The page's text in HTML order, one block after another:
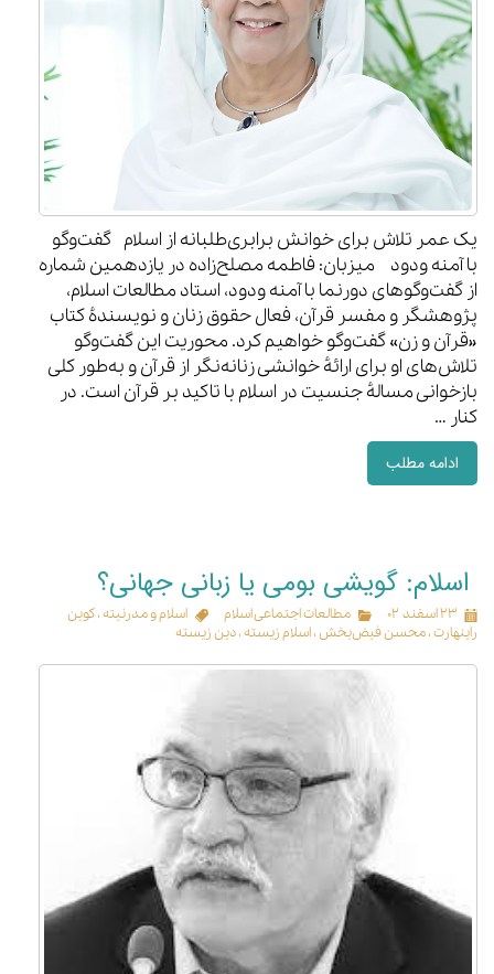
یک عمر تلاش برای خوانش برابری‌طلبانه از اسلام گفت‌وگو
با آمنه ودود میزبان: فاطمه مصلح‌زاده در یازدهمین شماره
از گفت‌وگوهای دورنما با آمنه ودود، استاد مطالعات اسلام،
‌پژوهشگر و مفسر قرآن، فعال حقوق زنان و نویسندهٔ کتاب
«قرآن و زن» گفت‌وگو خواهیم کرد. محوریت این گفت‌وگو
تلاش‌های او برای ارائهٔ خوانشی زنانه‌نگر از قرآن و به‌طور کلی
بازخوانی مسالهٔ جنسیت در اسلام با تاکید بر قرآن است. در
کنار …
ادامه مطلب
اسلام: گویشی بومی یا زبانی جهانی؟
۲۳ اسفند ۰۲ مطالعات اجتماعی اسلام اسلام و مدرنیته،کوین
راینهارت،محسن فیض‌بخش،اسلام زیسته،دین زیسته